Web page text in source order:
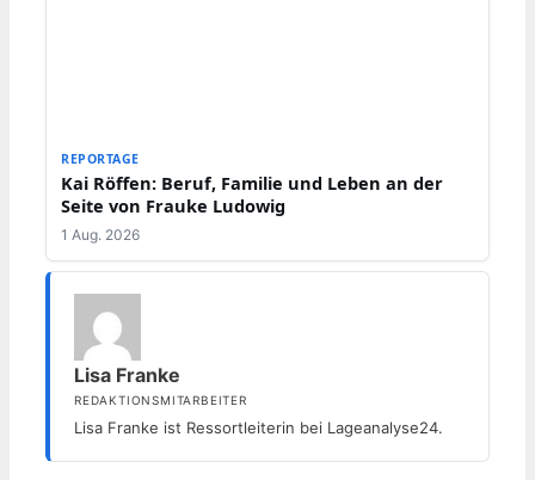
REPORTAGE
Kai Röffen: Beruf, Familie und Leben an der
Seite von Frauke Ludowig
1 Aug. 2026
Lisa Franke
REDAKTIONSMITARBEITER
Lisa Franke ist Ressortleiterin bei Lageanalyse24.